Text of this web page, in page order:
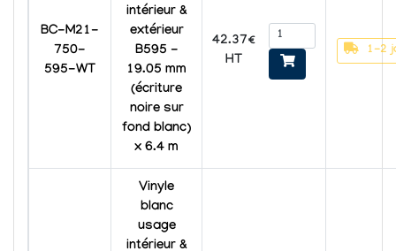
BC-M21-
750-
595-WT
intérieur &
extérieur
B595 -
19.05 mm
(écriture
noire sur
fond blanc)
x 6.4 m
42.37€
HT
1-2
Vinyle
blanc
usage
intérieur &